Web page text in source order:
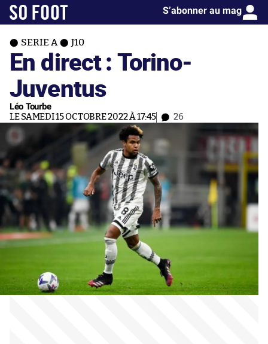
S’abonner au mag
SERIE A J10
En direct : Torino-
Juventus
Léo Tourbe
LE SAMEDI 15 OCTOBRE 2022 À 17:45 26